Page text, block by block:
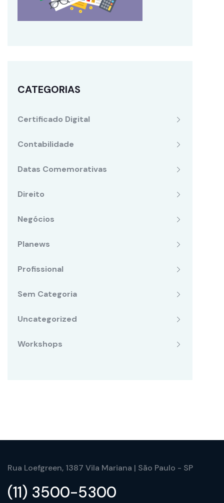
CATEGORIAS
Certificado Digital
Contabilidade
Datas Comemorativas
Direito
Negócios
Planews
Profissional
Sem Categoria
Uncategorized
Workshops
Rua Loefgreen, 1387 Vila Mariana | São Paulo - SP
(11) 3500-5300